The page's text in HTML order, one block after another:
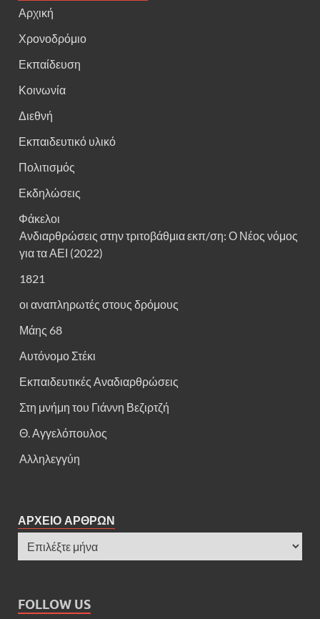
Αρχική
Χρονοδρόμιο
Εκπαίδευση
Κοινωνία
Διεθνή
Εκπαιδευτικό υλικό
Πολιτισμός
Εκδηλώσεις
Φάκελοι
Ανδιαρθρώσεις στην τριτοβάθμια εκπ/ση: Ο Νέος νόμος
για τα ΑΕΙ (2022)
1821
οι αναπληρωτές στους δρόμους
Μάης 68
Αυτόνομο Στέκι
Εκπαιδευτικές Αναδιαρθρώσεις
Στη μνήμη του Γιάννη Βεζιρτζή
Θ. Αγγελόπουλος
Αλληλεγγύη
ΑΡΧΕΙΟ ΑΡΘΡΩΝ
FOLLOW US